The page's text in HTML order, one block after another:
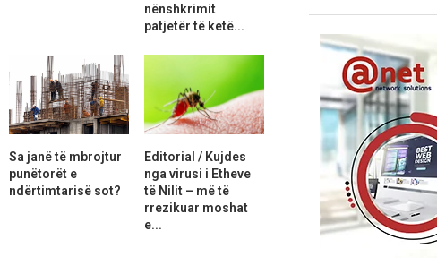
nënshkrimit
patjetër të ketë...
Sa janë të mbrojtur
punëtorët e
ndërtimtarisë sot?
Editorial / Kujdes
nga virusi i Etheve
të Nilit – më të
rrezikuar moshat
e...